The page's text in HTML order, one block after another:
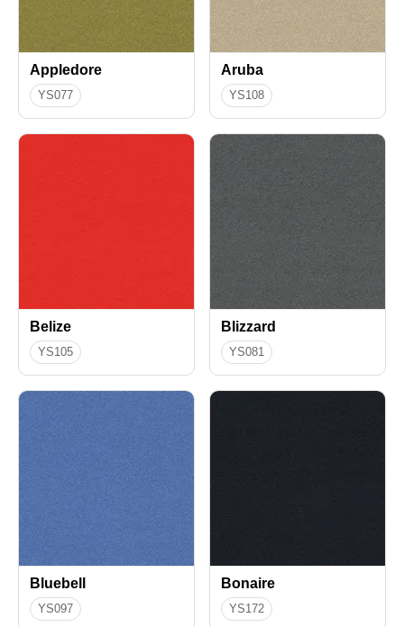
Appledore
YS077
Aruba
YS108
Belize
YS105
Blizzard
YS081
Bluebell
YS097
Bonaire
YS172